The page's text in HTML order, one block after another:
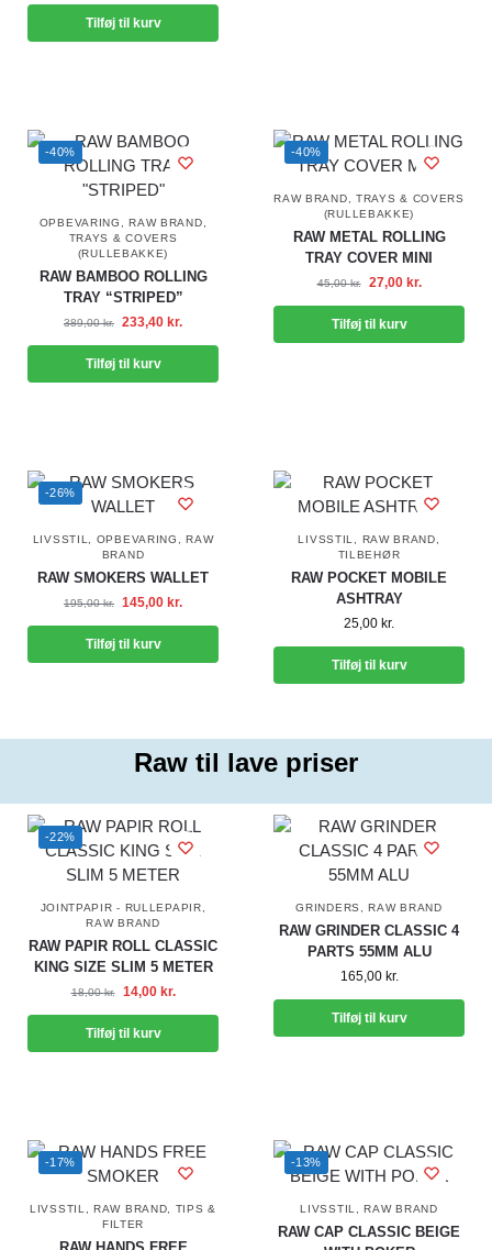
Tilføj til kurv
-40%
OPBEVARING ,RAW BRAND
TRAYS & COVERS
(RULLEBAKKE)
RAW BAMBOO ROLLING
TRAY “STRIPED”
389,00kr. 233,40 kr.
Tilføj til kurv
-40%
RAW BRAND
TRAYS & COVERS
(RULLEBAKKE)
RAW METAL ROLLING
TRAY COVER MINI
45,00kr. 27,00 kr.
Tilføj til kurv
-26%
LIVSSTIL OPBEVARING ,RAW
BRAND
RAW SMOKERS WALLET
195,00kr. 145,00 kr.
Tilføj til kurv
LIVSSTIL RAW BRAND
TILBEHØR
RAW POCKET MOBILE
ASHTRAY
25,00 kr.
Tilføj til kurv
Raw til lave priser
-22%
JOINTPAPIR - RULLEPAPIR
RAW BRAND
RAW PAPIR ROLL CLASSIC
KING SIZE SLIM 5 METER
18,00kr. 14,00 kr.
Tilføj til kurv
GRINDERS ,RAW BRAND
RAW GRINDER CLASSIC 4
PARTS 55MM ALU
165,00 kr.
Tilføj til kurv
-17%
LIVSSTIL ,RAW BRAND
TIPS &
FILTER
-13%
LIVSSTIL ,RAW BRAND
RAW CAP CLASSIC BEIGE